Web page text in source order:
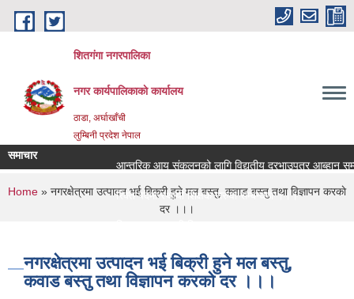
Skip to main content
शितगंगा नगरपालिका
नगर कार्यपालिकाकाे कार्यालय
ठाडा, अर्घाखाँची
लुम्बिनी प्रदेश नेपाल
समाचार
आन्तरिक आय संकलनको लागि विद्युतीय दरभाउपत्र आब्हान
रिक्त पदमा स्थायी शिक्षक सरुवा सम्बन्धमा ।।।
You are here
Home » नगरक्षेत्रमा उत्पादन भई बिक्री हुने मल बस्तु, कवाड बस्तु तथा विज्ञापन करकाे
दर ।।।
नगरक्षेत्रमा उत्पादन भई बिक्री हुने मल बस्तु,
कवाड बस्तु तथा विज्ञापन करकाे दर ।।।